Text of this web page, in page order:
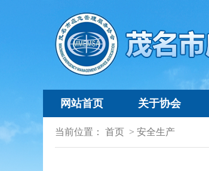
网站首页 关于协会
当前位置： 首页 > 安全生产